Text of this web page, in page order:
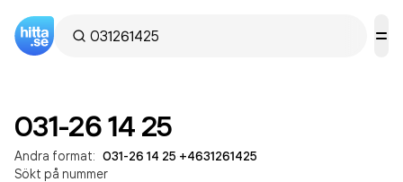
031-26 14 25
Andra format: 031-26 14 25 +4631261425
Sökt på nummer